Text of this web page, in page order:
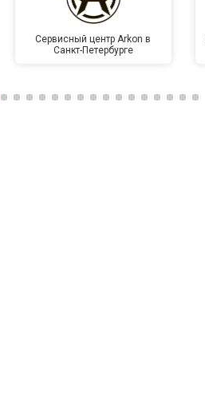
Сервисный центр Arkon в
Санкт-Петербурге